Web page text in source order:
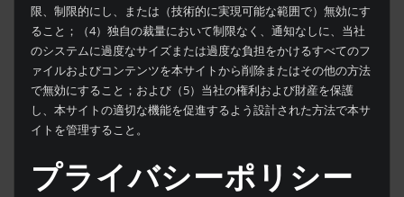
限、制限的にし、または（技術的に実現可能な範囲で）無効にす
ること；（4）独自の裁量において制限なく、通知なしに、当社
のシステムに過度なサイズまたは過度な負担をかけるすべてのフ
ァイルおよびコンテンツを本サイトから削除またはその他の方法
で無効にすること；および（5）当社の権利および財産を保護
し、本サイトの適切な機能を促進するよう設計された方法で本サ
イトを管理すること。
プライバシーポリシー